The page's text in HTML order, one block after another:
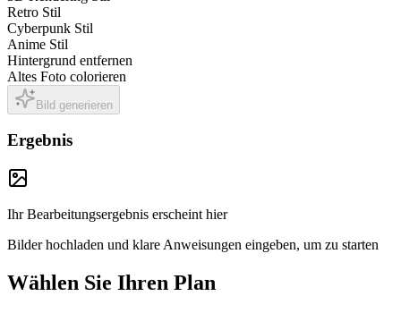
Retro Stil
Cyberpunk Stil
Anime Stil
Hintergrund entfernen
Altes Foto colorieren
Bild generieren
Ergebnis
Ihr Bearbeitungsergebnis erscheint hier
Bilder hochladen und klare Anweisungen eingeben, um zu starten
Wählen Sie Ihren Plan